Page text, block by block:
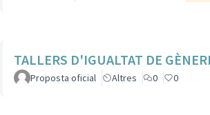
TALLERS D'IGUALTAT DE
Proposta oficial Altres 0 0